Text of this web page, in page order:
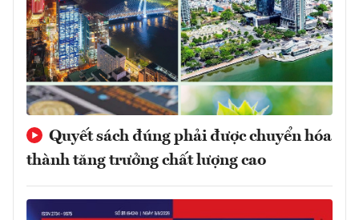
Quyết sách đúng phải được chuyển hóa
thành tăng trưởng chất lượng cao